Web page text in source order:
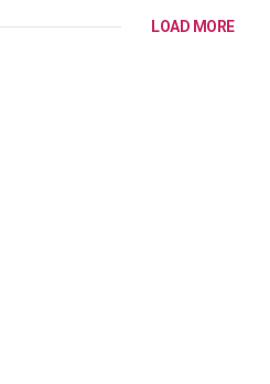
LOAD MORE